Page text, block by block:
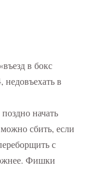
в бокс
в
начать
сбить, если
с
Фишки